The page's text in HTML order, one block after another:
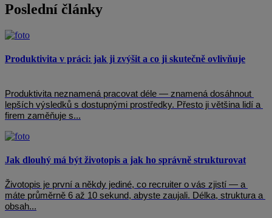
Poslední články
Produktivita v práci: jak ji zvýšit a co ji skutečně ovlivňuje
Produktivita neznamená pracovat déle — znamená dosáhnout
lepších výsledků s dostupnými prostředky. Přesto ji většina lidí a
firem zaměňuje s...
Jak dlouhý má být životopis a jak ho správně strukturovat
Životopis je první a někdy jediné, co recruiter o vás zjistí — a
máte průměrně 6 až 10 sekund, abyste zaujali. Délka, struktura a
obsah...